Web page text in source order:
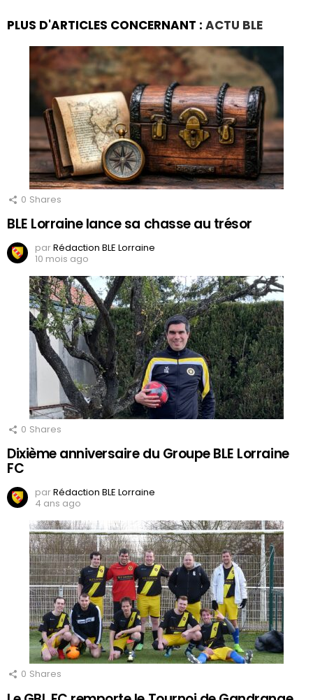
PLUS D'ARTICLES CONCERNANT : ACTU BLE
0 Shares
BLE Lorraine lance sa chasse au trésor
parRédaction BLE Lorraine
10 mois ago
0 Shares
Dixième anniversaire du Groupe BLE Lorraine
FC
parRédaction BLE Lorraine
4 ans ago
0 Shares